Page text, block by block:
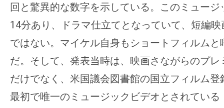
回と驚異的な数字を示している。このミュー
14分あり、ドラマ仕立てとなっていて、短編
ではない。マイケル自身もショートフィルム
だ。そして、発表当時は、映画さながらのプ
だけでなく、米国議会図書館の国立フィルム
最初で唯一のミュージックビデオとされてい